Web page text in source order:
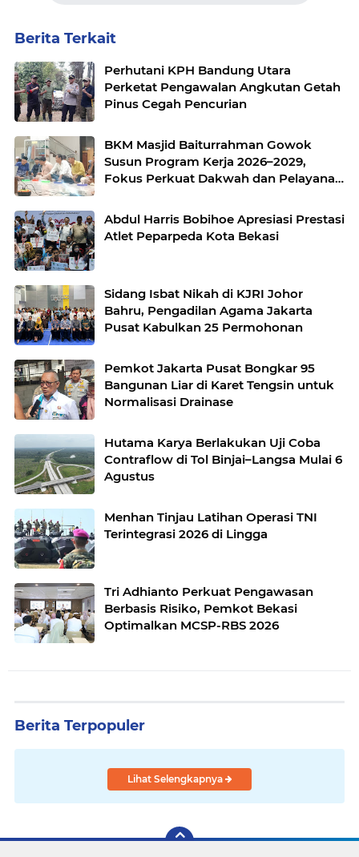
Berita Terkait
Perhutani KPH Bandung Utara
Perketat Pengawalan Angkutan Getah
Pinus Cegah Pencurian
BKM Masjid Baiturrahman Gowok
Susun Program Kerja 2026–2029,
Fokus Perkuat Dakwah dan Pelayanan
Abdul Harris Bobihoe Apresiasi Prestasi
Atlet Peparpeda Kota Bekasi
Sidang Isbat Nikah di KJRI Johor
Bahru, Pengadilan Agama Jakarta
Pusat Kabulkan 25 Permohonan
Pemkot Jakarta Pusat Bongkar 95
Bangunan Liar di Karet Tengsin untuk
Normalisasi Drainase
Hutama Karya Berlakukan Uji Coba
Contraflow di Tol Binjai–Langsa Mulai 6
Agustus
Menhan Tinjau Latihan Operasi TNI
Terintegrasi 2026 di Lingga
Tri Adhianto Perkuat Pengawasan
Berbasis Risiko, Pemkot Bekasi
Optimalkan MCSP-RBS 2026
Berita Terpopuler
Lihat Selengkapnya